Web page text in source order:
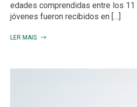
edades comprendidas entre los
jóvenes fueron recibidos en […]
LER MAIS